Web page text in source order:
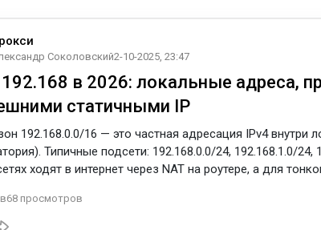
Соколовский2-10-2025, 23:47
192.168 в 2026: локальные адреса,
статичными IP
192.168.0.0/16 — это частная адресация IPv4 внутри
Типичные подсети: 192.168.0.0/24, 192.168.1.0/24,
ходят в интернет через NAT на роутере, а для
как использовать 192.168-адреса под прокси,
и не поймать лишние проверки. Что
68 просмотров